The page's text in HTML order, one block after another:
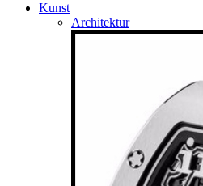
Kunst
Architektur